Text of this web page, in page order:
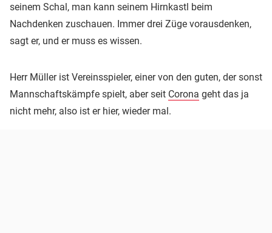
seinem Schal, man kann seinem Hirnkastl beim
Nachdenken zuschauen. Immer drei Züge vorausdenken,
sagt er, und er muss es wissen.
Herr Müller ist Vereinsspieler, einer von den guten, der sonst
Mannschaftskämpfe spielt, aber seit Corona geht das ja
nicht mehr, also ist er hier, wieder mal.